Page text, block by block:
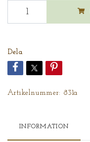
Dela
Artikelnummer: 831a
INFORMATION